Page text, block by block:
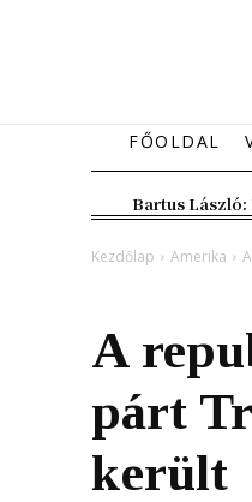
FŐOLDAL
Bartus László:
Kezdőlap Amerika
A
párt
került